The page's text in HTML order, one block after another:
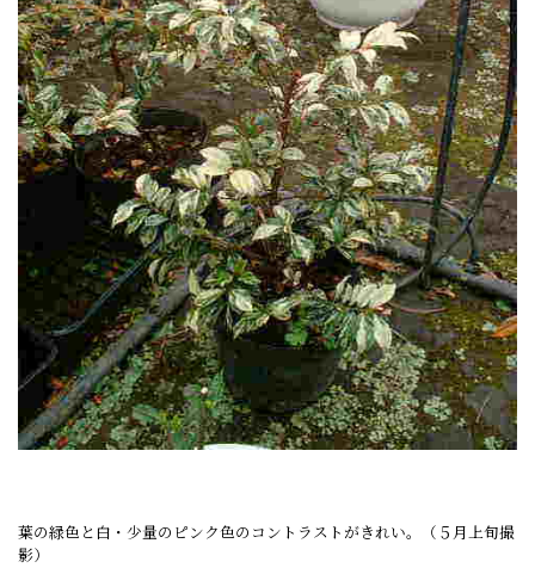
葉の緑色と白・少量のピンク色のコントラストがきれい。（５月上旬撮
影）